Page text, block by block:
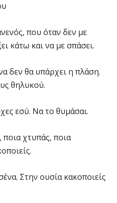
που όταν δεν με
κάτω και να με σπάσει.
δεν θα υπάρχει η πλάση.
θηλυκού.
εσύ. Να το θυμάσαι.
ποια χτυπάς, ποια
Στην ουσία κακοποιείς